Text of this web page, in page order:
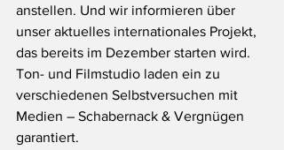
anstellen. Und wir informieren über
unser aktuelles internationales Projekt,
das bereits im Dezember starten wird.
Ton- und Filmstudio laden ein zu
verschiedenen Selbstversuchen mit
Medien – Schabernack & Vergnügen
garantiert.